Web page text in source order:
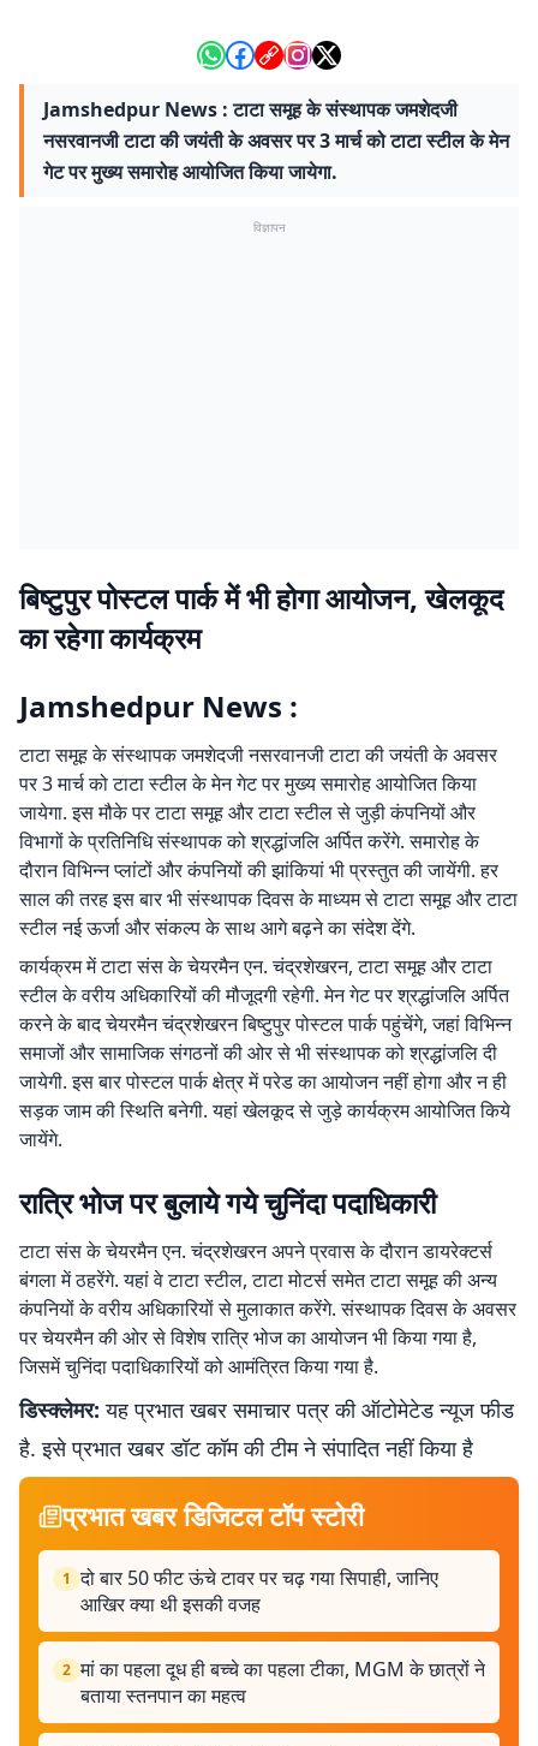
Jamshedpur News : टाटा समूह के संस्थापक जमशेदजी
नसरवानजी टाटा की जयंती के अवसर पर 3 मार्च को टाटा स्टील के मेन
गेट पर मुख्य समारोह आयोजित किया जायेगा.
विज्ञापन
बिष्टुपुर पोस्टल पार्क में भी होगा आयोजन, खेलकूद
का रहेगा कार्यक्रम
Jamshedpur News :
टाटा समूह के संस्थापक जमशेदजी नसरवानजी टाटा की जयंती के अवसर
पर 3 मार्च को टाटा स्टील के मेन गेट पर मुख्य समारोह आयोजित किया
जायेगा. इस मौके पर टाटा समूह और टाटा स्टील से जुड़ी कंपनियों और
विभागों के प्रतिनिधि संस्थापक को श्रद्धांजलि अर्पित करेंगे. समारोह के
दौरान विभिन्न प्लांटों और कंपनियों की झांकियां भी प्रस्तुत की जायेंगी. हर
साल की तरह इस बार भी संस्थापक दिवस के माध्यम से टाटा समूह और टाटा
स्टील नई ऊर्जा और संकल्प के साथ आगे बढ़ने का संदेश देंगे.
कार्यक्रम में टाटा संस के चेयरमैन एन. चंद्रशेखरन, टाटा समूह और टाटा
स्टील के वरीय अधिकारियों की मौजूदगी रहेगी. मेन गेट पर श्रद्धांजलि अर्पित
करने के बाद चेयरमैन चंद्रशेखरन बिष्टुपुर पोस्टल पार्क पहुंचेंगे, जहां विभिन्न
समाजों और सामाजिक संगठनों की ओर से भी संस्थापक को श्रद्धांजलि दी
जायेगी. इस बार पोस्टल पार्क क्षेत्र में परेड का आयोजन नहीं होगा और न ही
सड़क जाम की स्थिति बनेगी. यहां खेलकूद से जुड़े कार्यक्रम आयोजित किये
जायेंगे.
रात्रि भोज पर बुलाये गये चुनिंदा पदाधिकारी
टाटा संस के चेयरमैन एन. चंद्रशेखरन अपने प्रवास के दौरान डायरेक्टर्स
बंगला में ठहरेंगे. यहां वे टाटा स्टील, टाटा मोटर्स समेत टाटा समूह की अन्य
कंपनियों के वरीय अधिकारियों से मुलाकात करेंगे. संस्थापक दिवस के अवसर
पर चेयरमैन की ओर से विशेष रात्रि भोज का आयोजन भी किया गया है,
जिसमें चुनिंदा पदाधिकारियों को आमंत्रित किया गया है.
डिस्क्लेमर: यह प्रभात खबर समाचार पत्र की ऑटोमेटेड न्यूज फीड
है. इसे प्रभात खबर डॉट कॉम की टीम ने संपादित नहीं किया है
प्रभात खबर डिजिटल टॉप स्टोरी
1 दो बार 50 फीट ऊंचे टावर पर चढ़ गया सिपाही, जानिए
आखिर क्या थी इसकी वजह
2 मां का पहला दूध ही बच्चे का पहला टीका, MGM के छात्रों ने
बताया स्तनपान का महत्व